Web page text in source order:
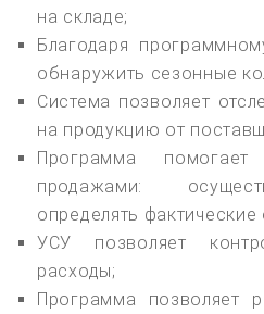
на складе;
Благодаря
обнаружить сезонные
Система позволяет
на продукцию от
Программа
продажами:
определять фактические
УСУ позволяет
расходы;
Программа позволяет